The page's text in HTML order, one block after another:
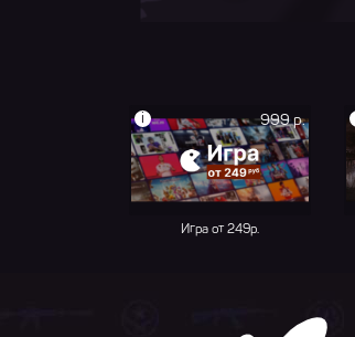
999 р.
i
Игра от 249р.